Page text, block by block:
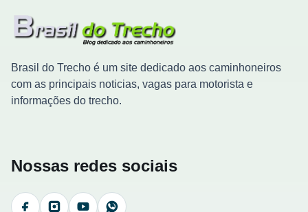
Brasil do Trecho é um site dedicado aos caminhoneiros
com as principais noticias, vagas para motorista e
informações do trecho.
Nossas redes sociais